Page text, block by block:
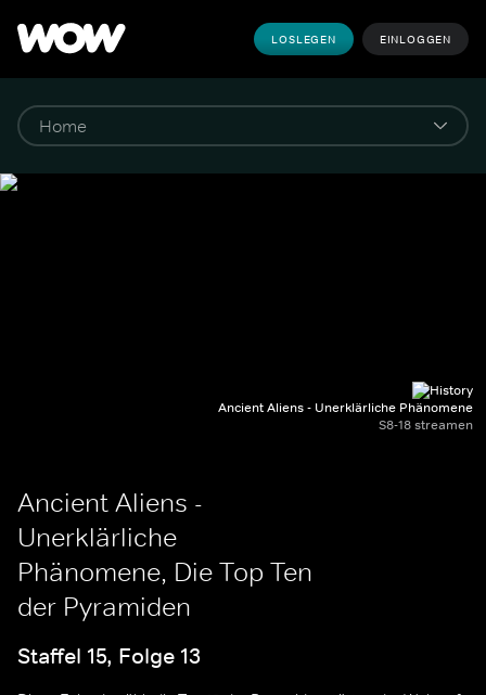
LOSLEGEN EINLOGGEN
Ancient Aliens - Unerklärliche Phänomene
S8-18 streamen
Ancient Aliens -
Unerklärliche
Phänomene, Die Top Ten
der Pyramiden
Staffel 15, Folge 13